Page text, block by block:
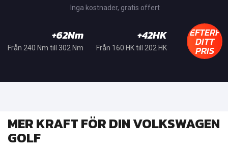
Inga kostnader, gratis offert
+62Nm
Från 240 Nm till 302 Nm
+42HK
Från 160 HK till 202 HK DITT
PRIS
MER KRAFT FÖR DIN VOLKSWAGEN
GOLF